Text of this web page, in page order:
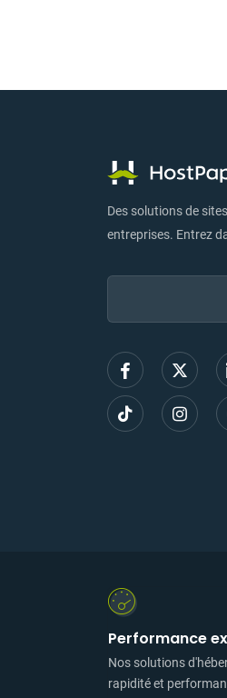
Des solutions de
entreprises. Entrez
Email:
Performance
Nos solutions
rapidité et